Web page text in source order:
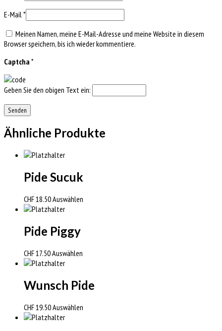
E-Mail *
Meinen Namen, meine E-Mail-Adresse und meine Website in diesem
Browser speichern, bis ich wieder kommentiere.
Captcha *
Geben Sie den obigen Text ein:
Ähnliche Produkte
Pide Sucuk
CHF18.50Auswählen
Pide Piggy
CHF17.50Auswählen
Wunsch Pide
CHF19.50Auswählen